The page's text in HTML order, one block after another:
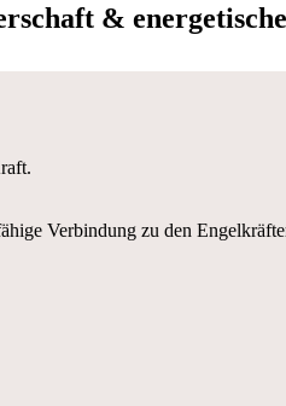
&
Verbindung zu den